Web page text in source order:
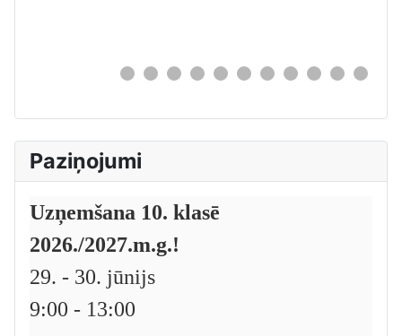
Paziņojumi
Uzņemšana 10. klasē
2026./2027.m.g.!
29. - 30. jūnijs
9:00 - 13:00